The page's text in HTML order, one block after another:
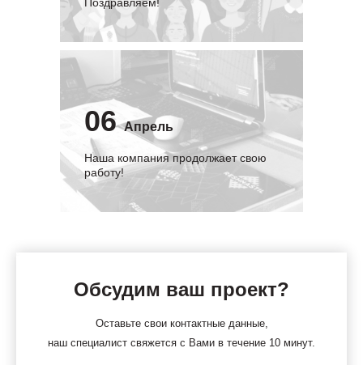
Поздравляем!
06 Апрель
Наша компания продолжает свою
работу!
Обсудим ваш проект?
Оставьте свои контактные данные,
наш специалист свяжется с Вами в течение 10 минут.